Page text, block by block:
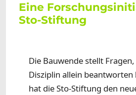
Eine
Sto-Stiftung
Die Bauwende stellt
Disziplin allein beantworten
hat die Sto-Stiftung den